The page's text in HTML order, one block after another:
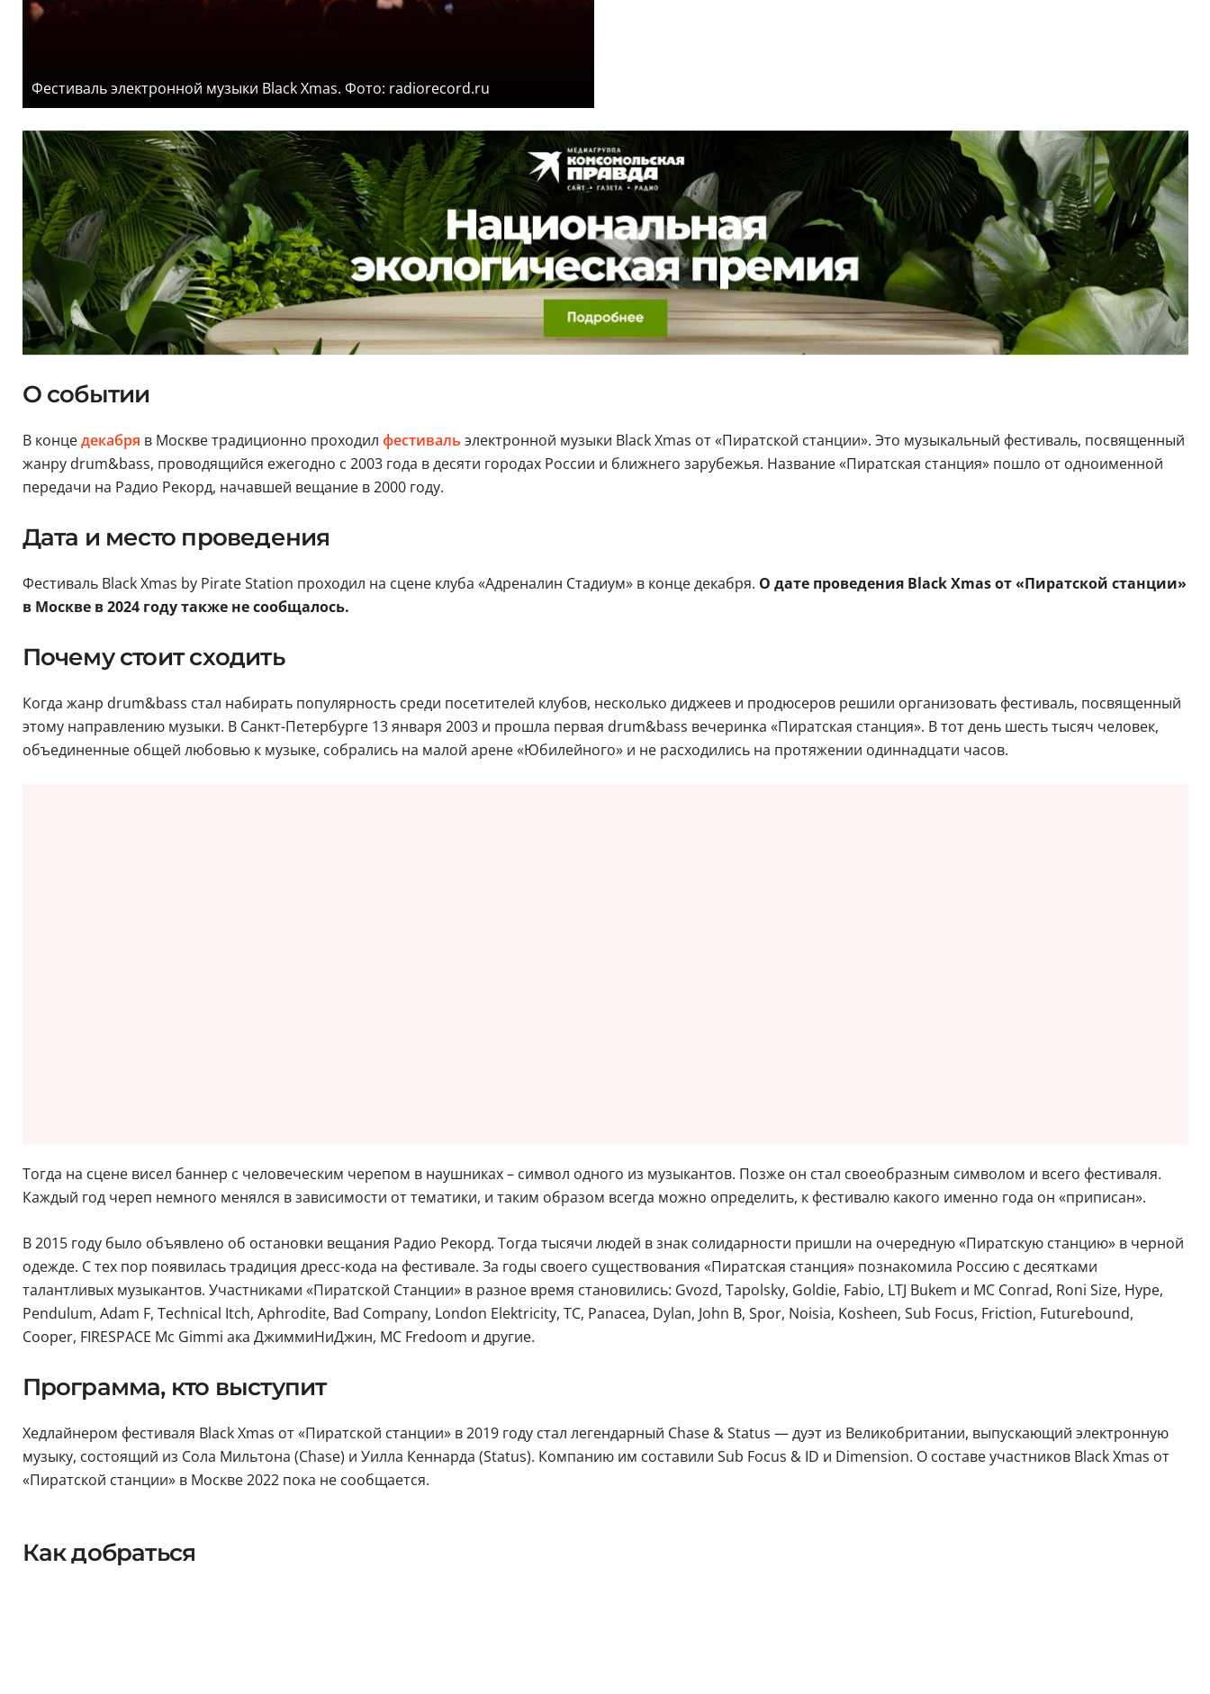
Фестиваль электронной музыки Black Xmas. Фото: radiorecord.ru
О событии
В концедекабря в Москве традиционно проходил фестиваль электронной музыки Black Xmas от «Пиратской станции». Это музыкальный фестиваль, посвященный
жанру drum&bass, проводящийся ежегодно с 2003 года в десяти городах России и ближнего зарубежья. Название «Пиратская станция» пошло от одноименной
передачи на Радио Рекорд, начавшей вещание в 2000 году.
Дата и место проведения
Фестиваль Black Xmas by Pirate Station проходил на сцене клуба «Адреналин Стадиум» в конце декабря. О дате проведения Black Xmas от «Пиратской станции»
в Москве в 2024 году также не сообщалось.
Почему стоит сходить
Когда жанр drum&bass стал набирать популярность среди посетителей клубов, несколько диджеев и продюсеров решили организовать фестиваль, посвященный
этому направлению музыки. В Санкт-Петербурге 13 января 2003 и прошла первая drum&bass вечеринка «Пиратская станция». В тот день шесть тысяч человек,
объединенные общей любовью к музыке, собрались на малой арене «Юбилейного» и не расходились на протяжении одиннадцати часов.
Тогда на сцене висел баннер с человеческим черепом в наушниках – символ одного из музыкантов. Позже он стал своеобразным символом и всего фестиваля.
Каждый год череп немного менялся в зависимости от тематики, и таким образом всегда можно определить, к фестивалю какого именно года он «приписан».
В 2015 году было объявлено об остановки вещания Радио Рекорд. Тогда тысячи людей в знак солидарности пришли на очередную «Пиратскую станцию» в черной
одежде. С тех пор появилась традиция дресс-кода на фестивале. За годы своего существования «Пиратская станция» познакомила Россию с десятками
талантливых музыкантов. Участниками «Пиратской Станции» в разное время становились: Gvozd, Tapolsky, Goldie, Fabio, LTJ Bukem и MC Conrad, Roni Size, Hype,
Pendulum, Adam F, Technical Itch, Aphrodite, Bad Company, London Elektricity, TC, Panacea, Dylan, John B, Spor, Noisia, Kosheen, Sub Focus, Friction, Futurebound,
Cooper, FIRESPACE Mc Gimmi ака ДжиммиНиДжин, MC Fredoom и другие.
Программа, кто выступит
Хедлайнером фестиваля Black Xmas от «Пиратской станции» в 2019 году стал легендарный Chase & Status — дуэт из Великобритании, выпускающий электронную
музыку, состоящий из Сола Мильтона (Chase) и Уилла Кеннарда (Status). Компанию им составили Sub Focus & ID и Dimension. О составе участников Black Xmas от
«Пиратской станции» в Москве 2022 пока не сообщается.
Как добраться